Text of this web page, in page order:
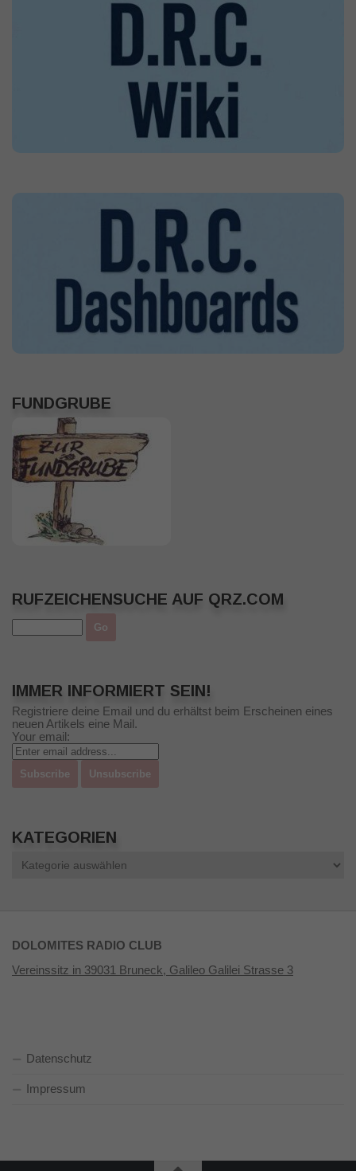
FUNDGRUBE
RUFZEICHENSUCHE AUF QRZ.COM
IMMER INFORMIERT SEIN!
Registriere deine Email und du erhältst beim Erscheinen eines
neuen Artikels eine Mail.
Your email:
KATEGORIEN
DOLOMITES RADIO CLUB
Vereinssitz in 39031 Bruneck, Galileo Galilei Strasse 3
Datenschutz
Impressum